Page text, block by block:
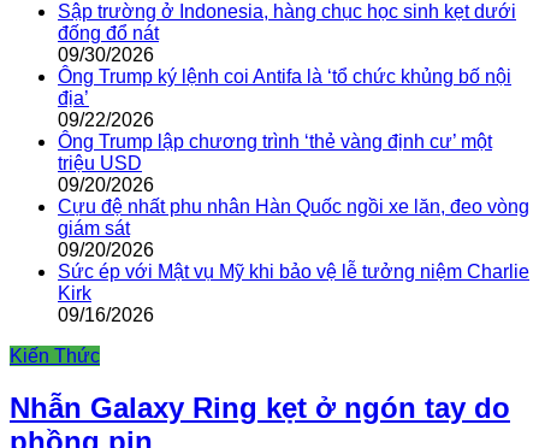
Sập trường ở Indonesia, hàng chục học sinh kẹt dưới
đống đổ nát
09/30/2026
Ông Trump ký lệnh coi Antifa là ‘tổ chức khủng bố nội
địa’
09/22/2026
Ông Trump lập chương trình ‘thẻ vàng định cư’ một
triệu USD
09/20/2026
Cựu đệ nhất phu nhân Hàn Quốc ngồi xe lăn, đeo vòng
giám sát
09/20/2026
Sức ép với Mật vụ Mỹ khi bảo vệ lễ tưởng niệm Charlie
Kirk
09/16/2026
Kiến Thức
Nhẫn Galaxy Ring kẹt ở ngón tay do
phồng pin